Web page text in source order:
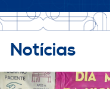
Notícias